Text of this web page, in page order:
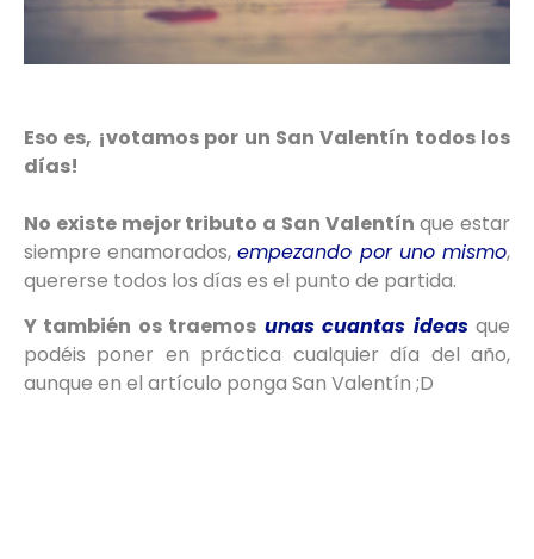
Eso es, ¡votamos por un San Valentín todos los
días!
No existe mejor tributo a San Valentín que estar
siempre enamorados,empezando por uno mismo,
quererse todos los días es el punto de partida.
Y también os traemos unas cuantas ideasque
podéis poner en práctica cualquier día del año,
aunque en el artículo ponga San Valentín ;D